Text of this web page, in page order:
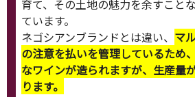
育て、その土地の魅力を余すこと
ています。
ネゴシアンブランドとは違い、 マ
の注意を払いを管理しているため
なワインが造られますが、生産量
ります。